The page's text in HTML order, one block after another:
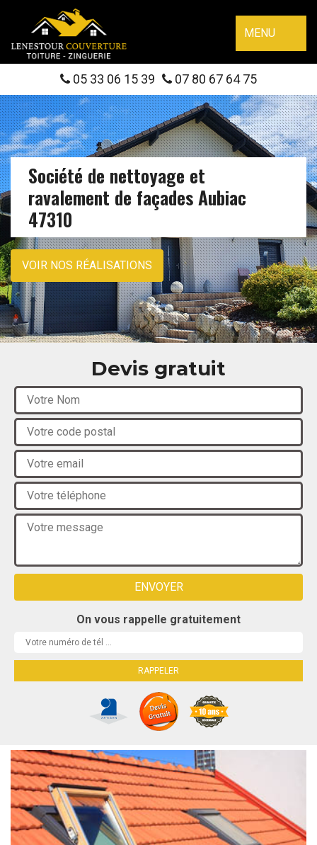
MENU
05 33 06 15 39 07 80 67 64 75
Société de nettoyage et
ravalement de façades Aubiac
47310
VOIR NOS RÉALISATIONS
Devis gratuit
On vous rappelle gratuitement